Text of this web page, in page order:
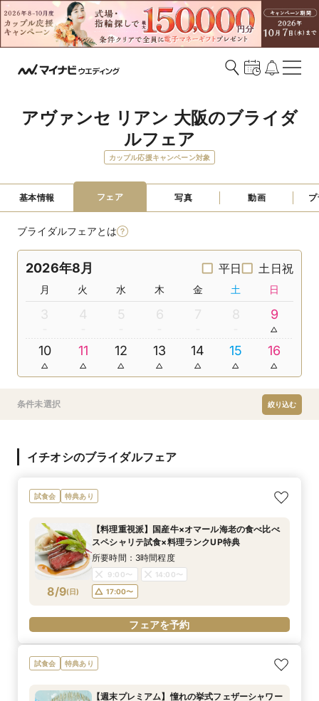
アヴァンセ リアン 大阪のブライダ
ルフェア
カップル応援キャンペーン対象
基本情報 フェア 写真 動画
ブライダルフェアとは
2026年8月 平日 土日祝
月 火 水 木 金 土 日
3 4 5 6 7 8 9
10 11 12 13 14 15 16
条件未選択 絞り込む
イチオシのブライダルフェア
試食会 特典あり
8/9(日)
【料理重視派】国産牛×オマール海老の食べ比べ
スペシャリテ試食×料理ランクUP特典
所要時間：3時間程度
9:00〜
14:00〜
17:00〜
フェアを予約
試食会 特典あり
【週末プレミアム】憧れの挙式フェザーシャワー